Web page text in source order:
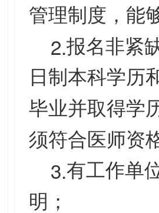
管理制度，能
2.报名非紧
日制本科学历
毕业并取得学
须符合医师资
3.有工作单
明；